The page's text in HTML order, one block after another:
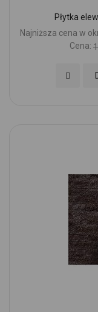
Płytka
Najniższa cena w
Cena:
Dodaj